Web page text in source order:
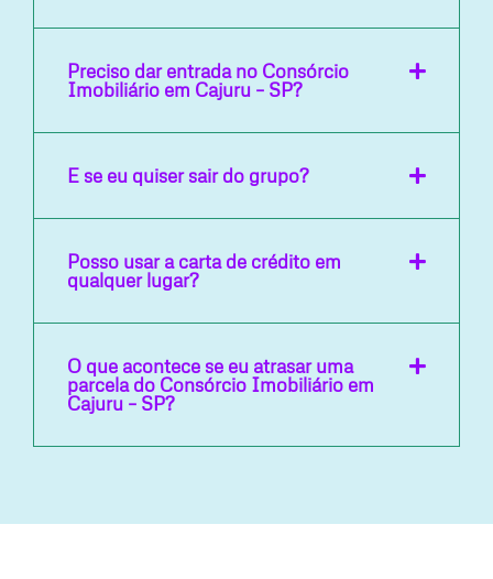
Preciso dar entrada no Consórcio
Imobiliário em Cajuru – SP?
E se eu quiser sair do grupo?
Posso usar a carta de crédito em
qualquer lugar?
O que acontece se eu atrasar uma
parcela do Consórcio Imobiliário em
Cajuru – SP?